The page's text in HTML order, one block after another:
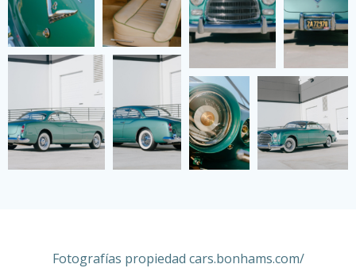
Fotografías propiedad cars.bonhams.com/